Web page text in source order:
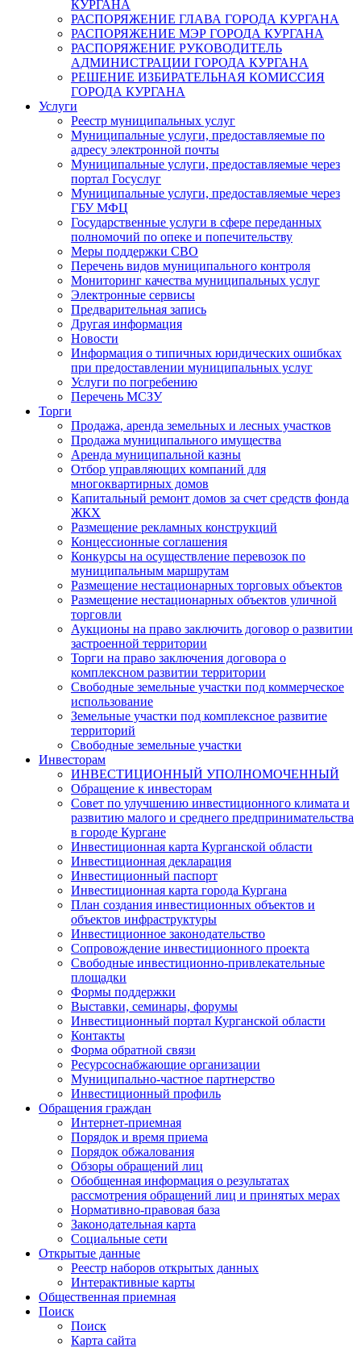
КУРГАНА
РАСПОРЯЖЕНИЕ ГЛАВА ГОРОДА КУРГАНА
РАСПОРЯЖЕНИЕ МЭР ГОРОДА КУРГАНА
РАСПОРЯЖЕНИЕ РУКОВОДИТЕЛЬ
АДМИНИСТРАЦИИ ГОРОДА КУРГАНА
РЕШЕНИЕ ИЗБИРАТЕЛЬНАЯ КОМИССИЯ
ГОРОДА КУРГАНА
Услуги
Реестр муниципальных услуг
Муниципальные услуги, предоставляемые по
адресу электронной почты
Муниципальные услуги, предоставляемые через
портал Госуслуг
Муниципальные услуги, предоставляемые через
ГБУ МФЦ
Государственные услуги в сфере переданных
полномочий по опеке и попечительству
Меры поддержки СВО
Перечень видов муниципального контроля
Мониторинг качества муниципальных услуг
Электронные сервисы
Предварительная запись
Другая информация
Новости
Информация о типичных юридических ошибках
при предоставлении муниципальных услуг
Услуги по погребению
Перечень МСЗУ
Торги
Продажа, аренда земельных и лесных участков
Продажа муниципального имущества
Аренда муниципальной казны
Отбор управляющих компаний для
многоквартирных домов
Капитальный ремонт домов за счет средств фонда
ЖКХ
Размещение рекламных конструкций
Концессионные соглашения
Конкурсы на осуществление перевозок по
муниципальным маршрутам
Размещение нестационарных торговых объектов
Размещение нестационарных объектов уличной
торговли
Аукционы на право заключить договор о развитии
застроенной территории
Торги на право заключения договора о
комплексном развитии территории
Свободные земельные участки под коммерческое
использование
Земельные участки под комплексное развитие
территорий
Свободные земельные участки
Инвесторам
ИНВЕСТИЦИОННЫЙ УПОЛНОМОЧЕННЫЙ
Обращение к инвесторам
Совет по улучшению инвестиционного климата и
развитию малого и среднего предпринимательства
в городе Кургане
Инвестиционная карта Курганской области
Инвестиционная декларация
Инвестиционный паспорт
Инвестиционная карта города Кургана
План создания инвестиционных объектов и
объектов инфраструктуры
Инвестиционное законодательство
Сопровождение инвестиционного проекта
Свободные инвестиционно-привлекательные
площадки
Формы поддержки
Выставки, семинары, форумы
Инвестиционный портал Курганской области
Контакты
Форма обратной связи
Ресурсоснабжающие организации
Муниципально-частное партнерство
Инвестиционный профиль
Обращения граждан
Интернет-приемная
Порядок и время приема
Порядок обжалования
Обзоры обращений лиц
Обобщенная информация о результатах
рассмотрения обращений лиц и принятых мерах
Нормативно-правовая база
Законодательная карта
Социальные сети
Открытые данные
Реестр наборов открытых данных
Интерактивные карты
Общественная приемная
Поиск
Поиск
Карта сайта